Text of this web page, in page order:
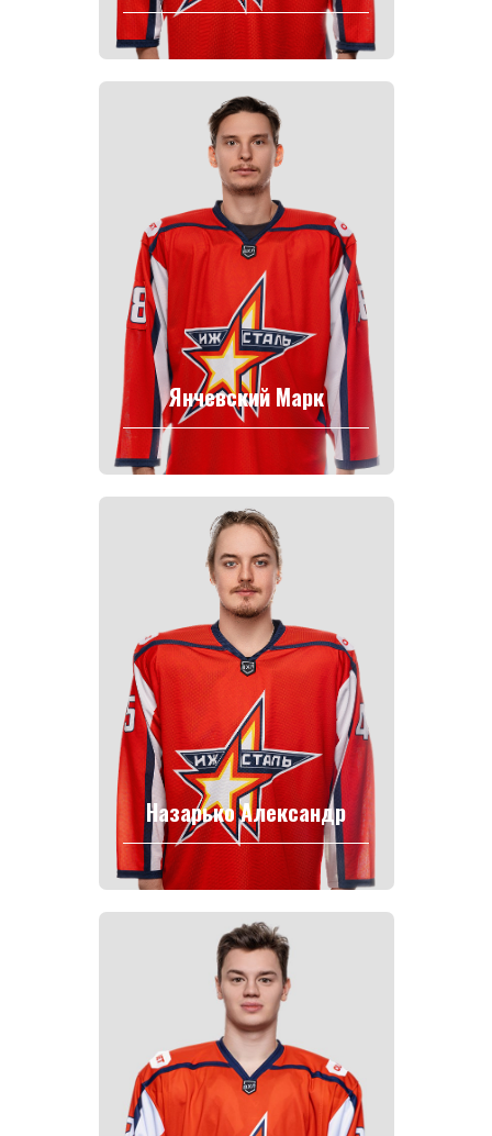
Янчевский Марк
Назарько Александр